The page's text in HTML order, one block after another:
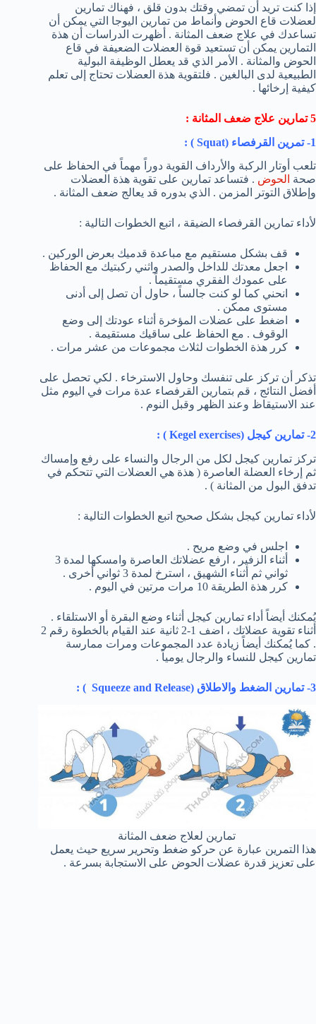
إذا كنت تريد أن تمضي وقتك بدون قلق ، فهناك تمارين
لعضلات قاع الحوض وأنماط من تمارين اليوجا التي يمكن أن
تساعدك في علاج ضعف المثانة . أظهرت الدراسات أن هذة
التمارين يمكن أن تستعيد قوة العضلات الضعيفة في قاع
الحوض والمثانة . الأمر الذي قد يعطل الوظيفة البولية
الطبيعية لدى البالغين . فلتقوية هذة العضلات تحتاج إلى تعلم
كيفية إرخائها .
5 تمارين علاج ضعف المثانة :
1- تمرين القرفصاء (
Squat
) :
تلعب أوتار الركبة والأرداف القوية دوراً مهماً في الحفاظ على
صحة الحوض . فتساعد تمارين على تقوية هذة العضلات
وإطلاق التوتر المزمن . الذي بدوره قد يعالج ضعف المثانة .
لأداء تمارين القرفصاء الضيقة ، اتبع الخطوات التالية :
قف بشكل مستقيم مع مباعدة قدميك بعرض الوركين .
اجعل معدتك للداخل والصدر واثني ركبتيك مع الحفاظ
على عمودك الفقري مستقيماً .
انحني كما لو كنت جالساً ، حاول أن تصل إلى أدنى
مستوى ممكن .
اضغط على عضلات المؤخرة أثناء عودتك إلى وضع
الوقوف . مع الحفاظ على ساقيك مستقيمة .
كرر هذة الخطوات لثلاث مجموعات من عشر مرات .
تذكر أن تركز على تنفسك وحاول الاسترخاء . لكي تحصل على
أفضل النتائج ، قم بتمارين القرفصاء عدة مرات في اليوم مثل
عند الاستيقاظ وعند الظهر وقبل النوم .
2- تمارين كيجل ( Kegel exercises
) :
تركز تمارين كيجل لكل من الرجال والنساء على رفع وإمساك
ثم إرخاء العضلة العاصرة ( هذة هي العضلات التي تتحكم في
تدفق البول من المثانة ) .
لأداء تمارين كيجل بشكل صحيح اتبع الخطوات التالية :
اجلس في وضع مريح .
أثناء الزفير ، ارفع عضلاتك العاصرة وامسكها لمدة 3
ثواني ثم أثناء الشهيق ، استرخ لمدة 3 ثواني أخرى .
كرر هذة الطريقة 10 مرات مرتين في اليوم .
يُمكنك أيضاً أداء تمارين كيجل أثناء وضع البقرة أو الاستلقاء .
أثناء تقوية عضلاتك ، اضف 1-2 ثانية عند القيام بالخطوة رقم 2
. كما يُمكنك أيضاً زيادة عدد المجموعات ومرات ممارسة
تمارين كيجل للنساء والرجال يومياً .
3- تمارين الضغط والاطلاق ( Squeeze and Release
) :
تمارين لعلاج ضعف المثانة
هذا التمرين عبارة عن حركو ضغط وتحرير سريع حيث يعمل
على تعزيز قدرة عضلات الحوض على الاستجابة بسرعة .